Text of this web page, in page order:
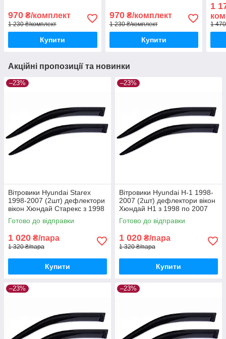
970 ₴/комплект
1 230 ₴/комплект
Купити
970₴/комплект
1 230 ₴/комплект
Купити
2011
1
1
Акційні пропозиції та новинки
–23%
Вітровики Hyundai Starex
1998-2007 (2шт) дефлектори
вікон Хюндай Старекс з 1998
(передні 2шт)
Готово до відправки
1 020 ₴/пара
1 320 ₴/пара
Купити
–23%
Вітровики Hyundai H-1 1998-
2007 (2шт) дефлектори вікон
Хюндай Н1 з 1998 по 2007
(передні 2шт)
Готово до відправки
1 020 ₴/пара
1 320 ₴/пара
Купити
–23% –23%